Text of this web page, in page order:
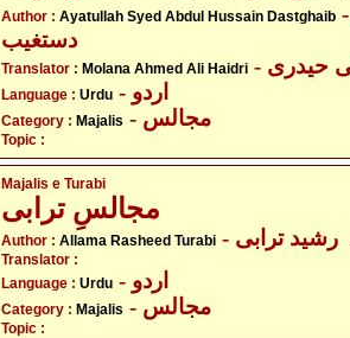
Author : Ayatullah Syed Abdul Hussain Dastghaib - آیت اللہ سید عبدالحسین
دستغیب
Translator : Molana Ahmed Ali Haidri حیدری
Language : Urdu - اردو
Category : Majalis - مجالس
Topic :
Majalis e Turabi
مجالسِ ترابی
Author : Allama Rasheed Turabi رشید ترابی
Translator :
Language : Urdu - اردو
Category : Majalis - مجالس
Topic :